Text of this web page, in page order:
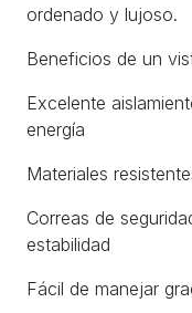
ordenado y lujoso.
Beneficios de un
Excelente
energía
Materiales
Correas de
estabilidad
Fácil de manejar